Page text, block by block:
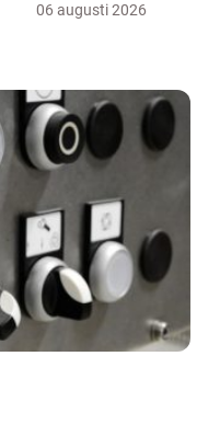
06 augusti 2026